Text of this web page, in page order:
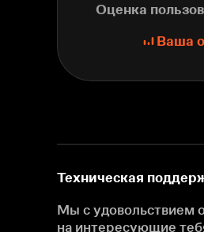
Оценка
Ваша
Техническая
Мы с удовольствием
на интересующие